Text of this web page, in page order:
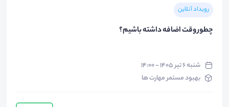
رویداد آنلاین
چطور وقت اضافه داشته باشیم؟
شنبه ۶ تیر ۱۴۰۵ - ۱۴:۰۰
بهبود مستمر مهارت ها